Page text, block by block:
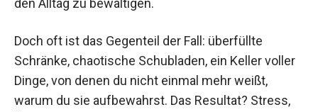
den Alltag zu bewältigen.
Doch oft ist das Gegenteil der Fall: überfüllte
Schränke, chaotische Schubladen, ein Keller voller
Dinge, von denen du nicht einmal mehr weißt,
warum du sie aufbewahrst. Das Resultat? Stress,